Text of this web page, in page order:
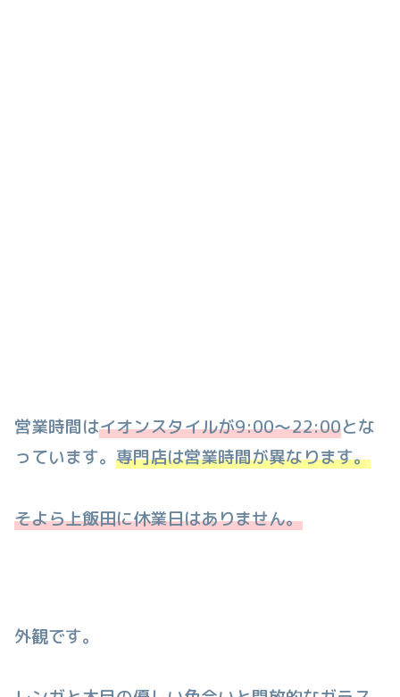
営業時間はイオンスタイルが9:00〜22:00とな
っています。 専門店は営業時間が異なります。
そよら上飯田に休業日はありません。
外観です。